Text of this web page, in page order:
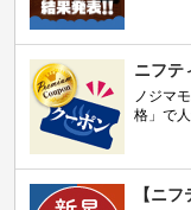
ニフテ
ノジマ
格」で
【ニ